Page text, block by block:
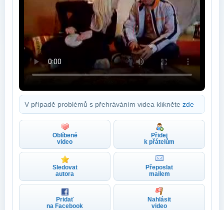
V případě problémů s přehráváním videa klikněte zde
Oblíbené
video
Přidej
k přátelům
Sledovat
autora
Přeposlat
mailem
Pridať
na Facebook
Nahlásit
video